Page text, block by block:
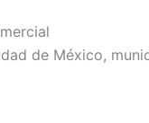
de México,